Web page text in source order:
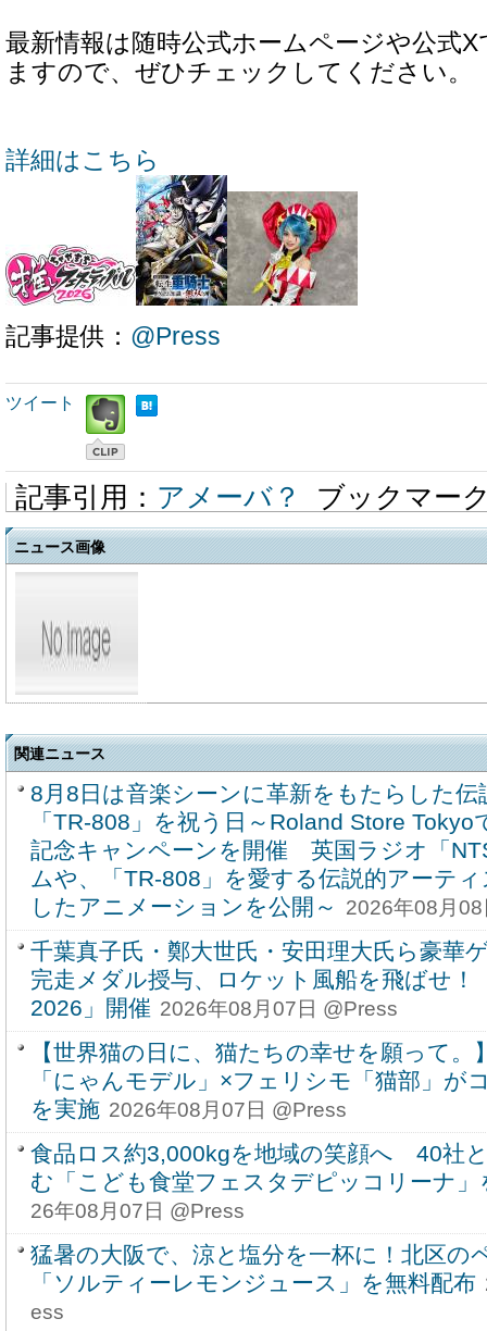
最新情報は随時公式ホームページや公式
ますので、ぜひチェックしてください。
詳細はこちら
記事提供： @Press
ツイート
記事引用： アメーバ？ ブックマー
ニュース画像
関連ニュース
8月8日は音楽シーンに革新をもたらした
「TR-808」を祝う日～Roland Store
記念キャンペーンを開催 英国ラジオ「
ムや、「TR-808」を愛する伝説的アーテ
したアニメーションを公開～
2026年08月
千葉真子氏・鄭大世氏・安田理大氏ら豪
完走メダル授与、ロケット風船を飛ばせ
2026」開催 2026年08月07日 @Press
【世界猫の日に、猫たちの幸せを願って
「にゃんモデル」×フェリシモ「猫部」が
を実施 2026年08月07日 @Press
食品ロス約3,000kgを地域の笑顔へ 40社
む「こども食堂フェスタデピッコリーナ」
26年08月07日 @Press
猛暑の大阪で、涼と塩分を一杯に！北区の
「ソルティーレモンジュース」を無料配布
ess